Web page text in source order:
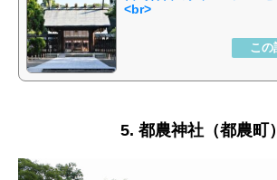
5. 都農神社（都農町）